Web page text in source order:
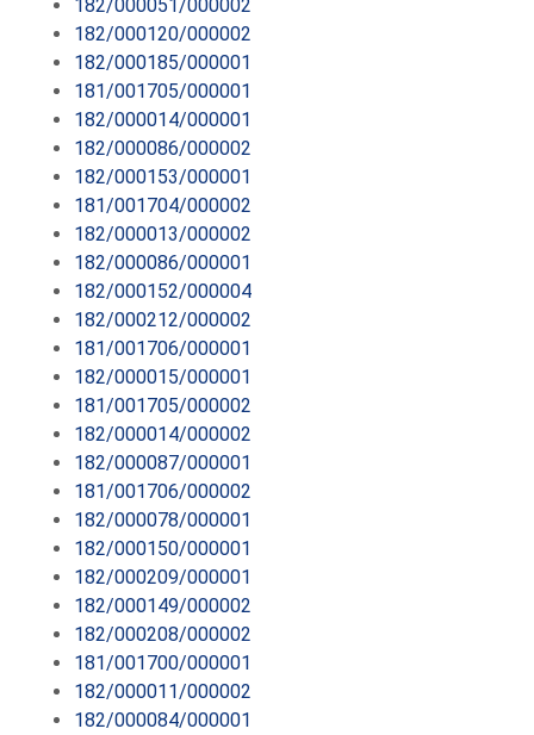
182/000051/000002
182/000120/000002
182/000185/000001
181/001705/000001
182/000014/000001
182/000086/000002
182/000153/000001
181/001704/000002
182/000013/000002
182/000086/000001
182/000152/000004
182/000212/000002
181/001706/000001
182/000015/000001
181/001705/000002
182/000014/000002
182/000087/000001
181/001706/000002
182/000078/000001
182/000150/000001
182/000209/000001
182/000149/000002
182/000208/000002
181/001700/000001
182/000011/000002
182/000084/000001